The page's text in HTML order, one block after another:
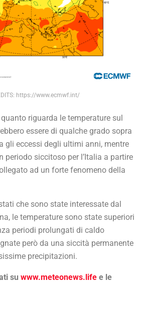
https://www.ecmwf.int/
riguarda le temperature sul
essere di qualche grado sopra
gli eccessi degli ultimi anni, mentre
periodo siccitoso per l’Italia a partire
ad un forte fenomeno della
che sono state interessate dal
le temperature sono state superiori
periodi prolungati di caldo
però da una siccità permanente
precipitazioni.
su www.meteonews.life e le